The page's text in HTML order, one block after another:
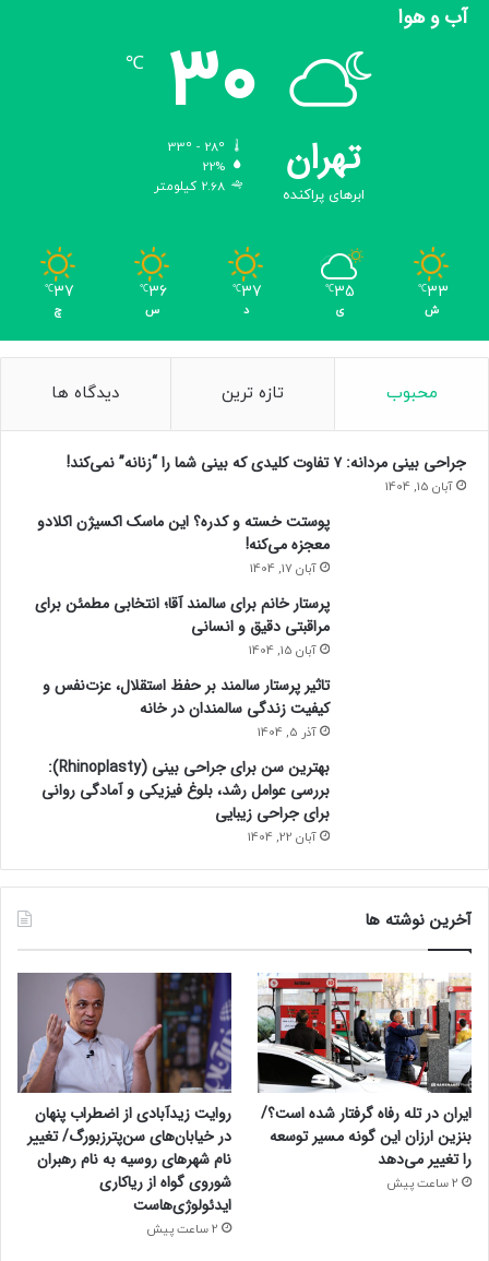
آب و هوا
تهران
ابرهای پراکنده
30
℃
22%
2.68 کیلومتر
33
℃
ش
35
℃
ی
37
℃
د
36
℃
س
37
℃
چ
محبوب تازه ترین دیدگاه ها
جراحی بینی مردانه: ۷ تفاوت کلیدی که بینی شما را “زنانه” نمی‌کند!
آبان 15, 1404
پوستت خسته و کدره؟ این ماسک اکسیژن اکلادو
معجزه می‌کنه!
آبان 17, 1404
پرستار خانم برای سالمند آقا؛ انتخابی مطمئن برای
مراقبتی دقیق و انسانی
آبان 15, 1404
تاثیر پرستار سالمند بر حفظ استقلال، عزت‌نفس و
کیفیت زندگی سالمندان در خانه
آذر 5, 1404
بهترین سن برای جراحی بینی (Rhinoplasty):
بررسی عوامل رشد، بلوغ فیزیکی و آمادگی روانی
برای جراحی زیبایی
آبان 22, 1404
آخرین نوشته ها
ایران در تله رفاه گرفتار شده است؟/
بنزین ارزان این گونه مسیر توسعه
را تغییر می‌دهد
2 ساعت پیش
روایت زیدآبادی از اضطراب پنهان
در خیابان‌های سن‌پترزبورگ/ تغییر
نام شهرهای روسیه به نام رهبران
شوروی گواه از ریاکاری
ایدئولوژی‌هاست
2 ساعت پیش